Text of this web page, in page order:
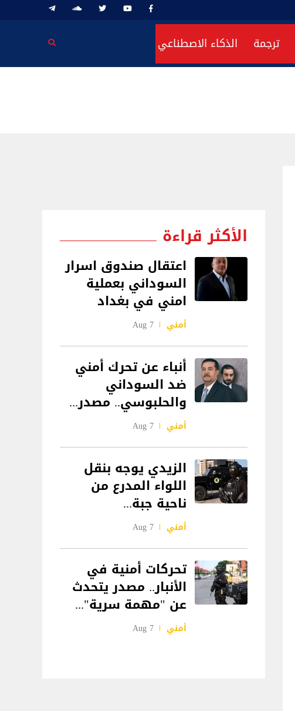
ترجمة الذكاء الاصطناعي
الأكثر قراءة
اعتقال صندوق اسرار
السوداني بعملية
امني في بغداد
أمني 7 Aug
أنباء عن تحرك أمني
ضد السوداني
والحلبوسي.. مصدر...
أمني 7 Aug
الزيدي يوجه بنقل
اللواء المدرع من
ناحية جبة...
أمني 7 Aug
تحركات أمنية في
الأنبار.. مصدر يتحدث
عن "مهمة سرية"...
أمني 7 Aug